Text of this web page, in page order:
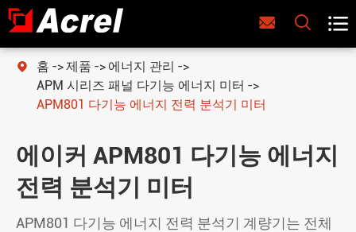
  
 홈 제품
에너지 관리
APM 시리즈 패널 다기능 에너지 미터
APM801 다기능 에너지 전력 분석기 미터
에이커 APM801 다기능 에너지
전력 분석기 미터
APM801 다기능 에너지 전력 분석기 계량기는 전체